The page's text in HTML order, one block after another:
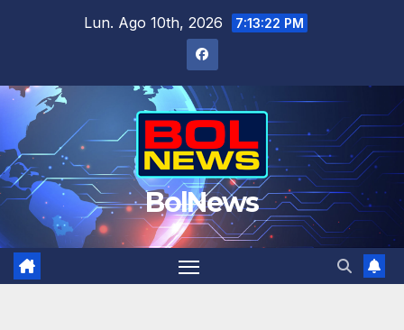
Lun. Ago 10th, 2026 7:13:23 PM
BolNews